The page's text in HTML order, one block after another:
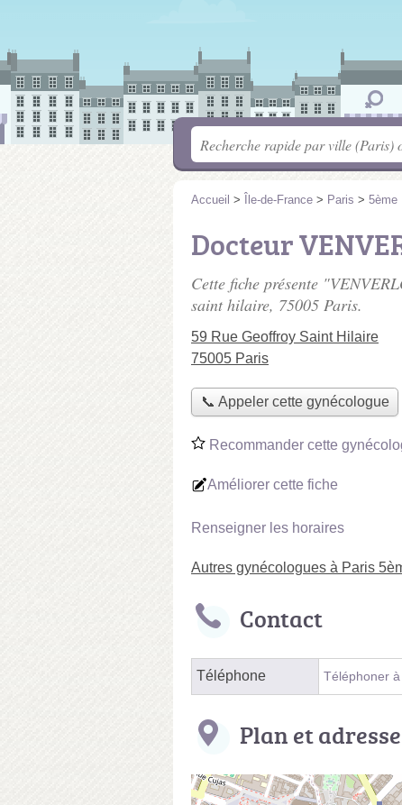
Accueil > Île-de-France > Paris > 5ème
Docteur
Cette fiche présente
saint hilaire, 75005 Paris.
59 Rue Geoffroy Saint Hilaire
75005 Paris
📞 Appeler cette gynécologue
Recommander cette
Améliorer cette fiche
Renseigner les horaires
Autres gynécologues à Paris
Contact
Téléphone Téléphoner
Plan et adresse